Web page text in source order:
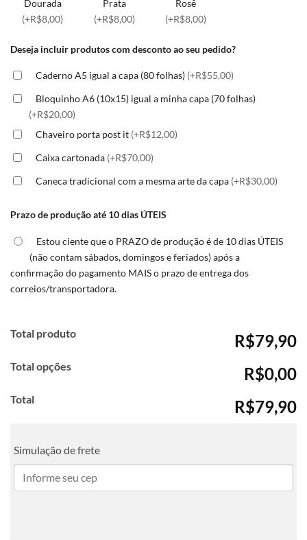
Dourada
(+R$8,00)
Prata
(+R$8,00)
Rosê
(+R$8,00)
Deseja incluir produtos com desconto ao seu pedido?
Caderno A5 igual a capa (80 folhas) (+R$55,00)
Bloquinho A6 (10x15) igual a minha capa (70 folhas)
(+R$20,00)
Chaveiro porta post it (+R$12,00)
Caixa cartonada (+R$70,00)
Caneca tradicional com a mesma arte da capa (+R$30,00)
Prazo de produção até 10 dias ÚTEIS
Estou ciente que o PRAZO de produção é de 10 dias ÚTEIS
(não contam sábados, domingos e feriados) após a
confirmação do pagamento MAIS o prazo de entrega dos
correios/transportadora.
Total produto R$79,90
Total opções R$0,00
Total R$79,90
Simulação de frete